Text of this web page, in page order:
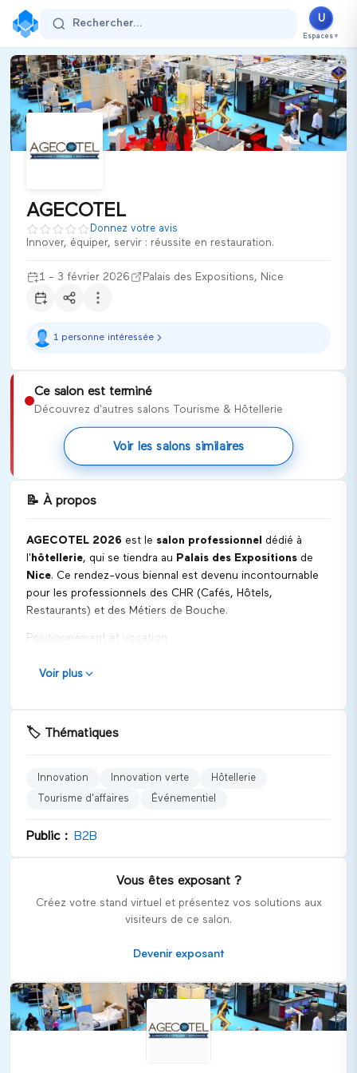
AGECOTEL
1 - 3 février 2026
Palais des Expositions
NiceFrance
Secteur d'activité :tourisme
Thématiques
Innovation verte
Hôtellerie
Tourisme d'affaires
AGECOTEL 2026 est le salon professionnel dédié à
Ultiplace
Rechercher... U
Espaces ▼
AGECOTEL
Donnez votre avis
Innover, équiper, servir : réussite en restauration.
1 - 3 février 2026 Palais des Expositions, Nice
1 personne intéressée
Ce salon est terminé
Découvrez d'autres salons Tourisme & Hôtellerie
Voir les salons similaires
📝 À propos
AGECOTEL 2026 est le salon professionnel
dédié à
l' hôtellerie, qui se tiendra au Palais des Expositions de
Nice. Ce rendez-vous biennal est devenu incontournable
pour les professionnels des CHR (Cafés, Hôtels,
Restaurants) et des Métiers de Bouche.
Positionnement et vocation
durables et innovantes pour le secteur de l'hôtellerie et de
d'équipements, produits et services qui répondent aux
Univers et catégories représentées
Tourisme d'affaires
Restauration collective
AGECOTEL s'adresse principalement à un public
professionnel comprenant :
Voir plus
🏷️ Thématiques
Innovation Innovation verte
Hôtellerie
Tourisme d'affaires
Événementiel
Public : B2B
Vous êtes exposant ?
Créez votre stand virtuel et présentez vos solutions aux
visiteurs de ce salon.
Devenir exposant